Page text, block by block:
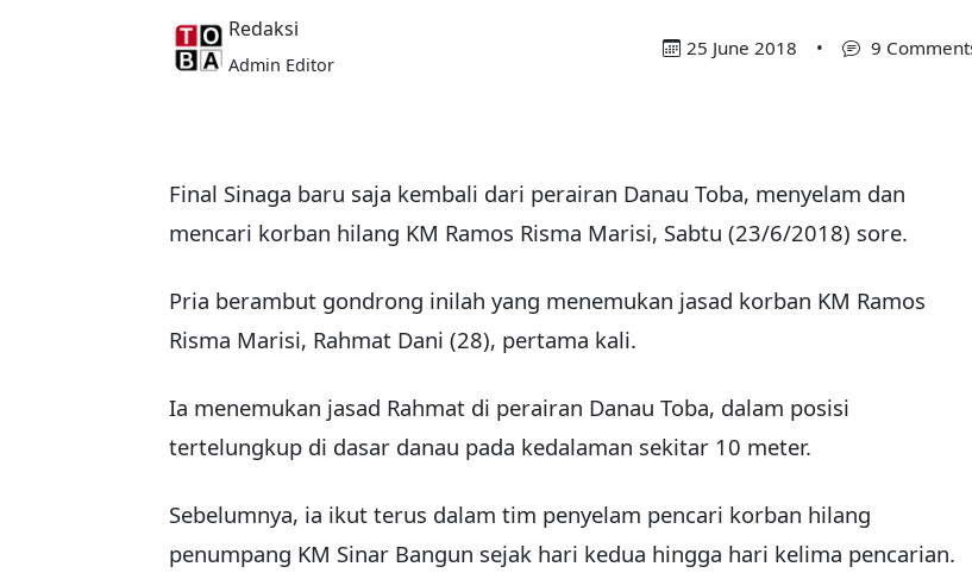
Redaksi
Admin Editor
25 June 2018 • 9
Final Sinaga baru saja kembali dari perairan Danau Toba, menyelam dan
mencari korban hilang KM Ramos Risma Marisi, Sabtu (23/6/2018) sore.
Pria berambut gondrong inilah yang menemukan jasad korban KM Ramos
Risma Marisi, Rahmat Dani (28), pertama kali.
Ia menemukan jasad Rahmat di perairan Danau Toba, dalam posisi
tertelungkup di dasar danau pada kedalaman sekitar 10 meter.
Sebelumnya, ia ikut terus dalam tim penyelam pencari korban hilang
penumpang KM Sinar Bangun sejak hari kedua hingga hari kelima pencarian.